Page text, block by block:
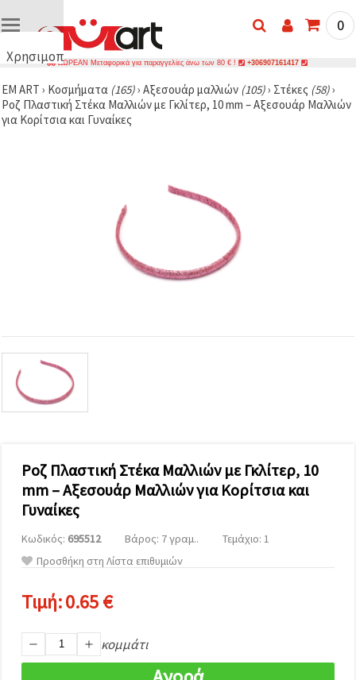
Χρησιμοποιούμε
🍪
Χρησιμοποιούμε
cookies και
αναλύουμε
επισκεψιμότητα
και να
προβάλλουμε
πιο σχετικό
περιεχόμενο
άλλων με
τη βοήθεια
συνεργατών
μας για
Μπορείτε
συμφωνήσετε
όλα τα
cookies
κάνοντας
0
ΔΩΡΕΑΝ Μεταφορικά για παραγγελίες άνω των 80 € ! +306907161417
EM ART › Κοσμήματα (165)› Αξεσουάρ μαλλιών (105)› Στέκες (58)›
Ροζ Πλαστική Στέκα Μαλλιών με Γκλίτερ, 10 mm – Αξεσουάρ Μαλλιών
για Κορίτσια και Γυναίκες
Ροζ Πλαστική Στέκα Μαλλιών με Γκλίτερ, 10
mm – Αξεσουάρ Μαλλιών για Κορίτσια και
Γυναίκες
Κωδικός: 695512 Βάρος: 7 γραμ..
Τεμάχιο: 1
Προσθήκη στη Λίστα επιθυμιών
Τιμή:0.65 €
κομμάτι